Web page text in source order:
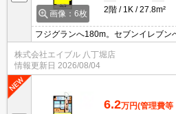
画像：6枚
2階
1K 27.8m²
フジグランへ180m。セブンイレブン
株式会社エイブル 八丁堀店
情報更新日 2026/08/04
6.2万円(管理費等